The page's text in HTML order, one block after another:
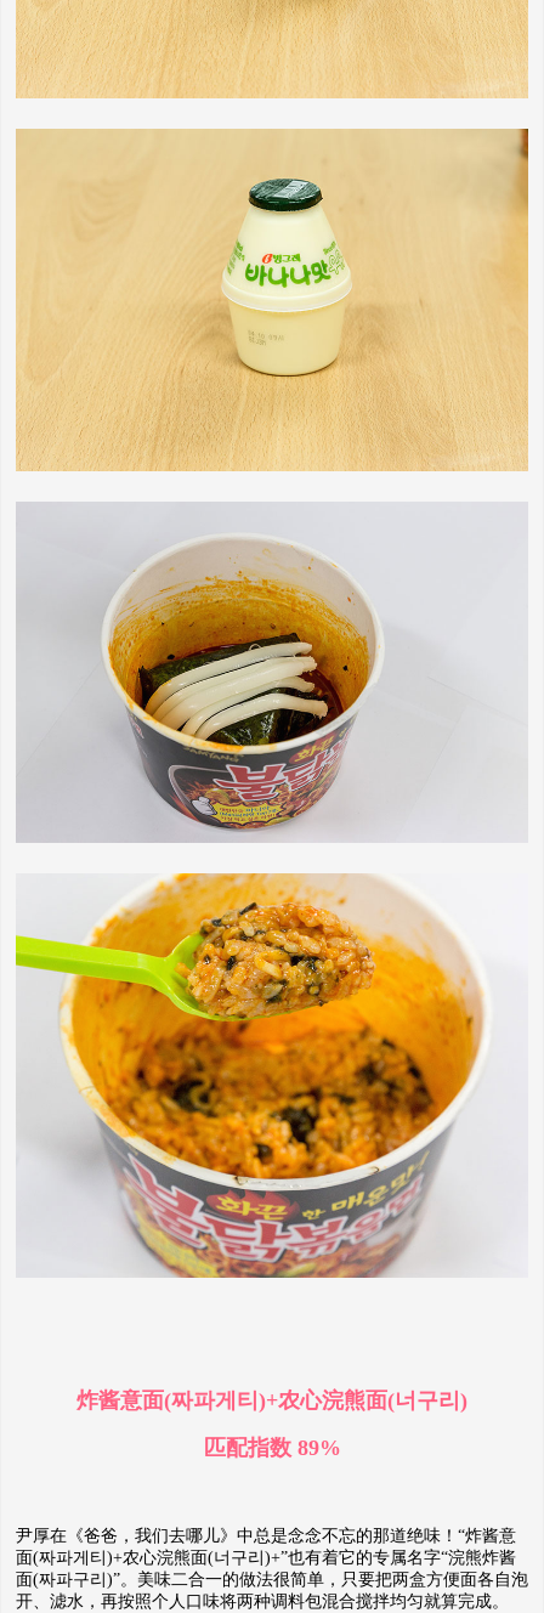
炸酱意面(짜파게티)+农心浣熊面(너구리)
匹配指数 89%
尹厚在《爸爸，我们去哪儿》中总是念念不忘的那道绝味！“炸酱意
面(짜파게티)+农心浣熊面(너구리)+”也有着它的专属名字“浣熊炸酱
面(짜파구리)”。美味二合一的做法很简单，只要把两盒方便面各自泡
开、滤水，再按照个人口味将两种调料包混合搅拌均匀就算完成。